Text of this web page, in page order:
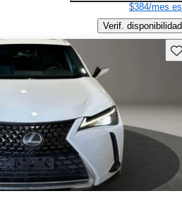
$384/mes
Verif. disponibilidad